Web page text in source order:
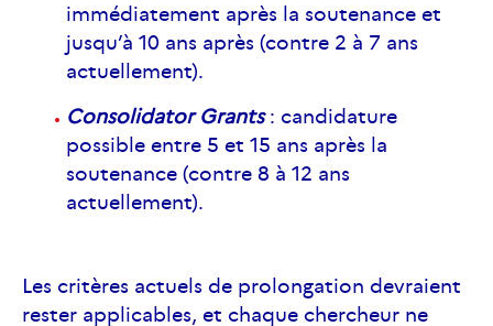
immédiatement après la soutenance et
jusqu’à 10 ans après (contre 2 à 7 ans
actuellement).
Consolidator Grants: candidature
possible entre 5 et 15 ans après la
soutenance (contre 8 à 12 ans
actuellement).
Les critères actuels de prolongation devraient
rester applicables, et chaque chercheur ne